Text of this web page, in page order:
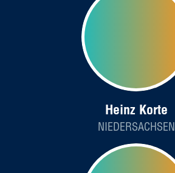
Heinz Korte
NIEDERSACHSEN